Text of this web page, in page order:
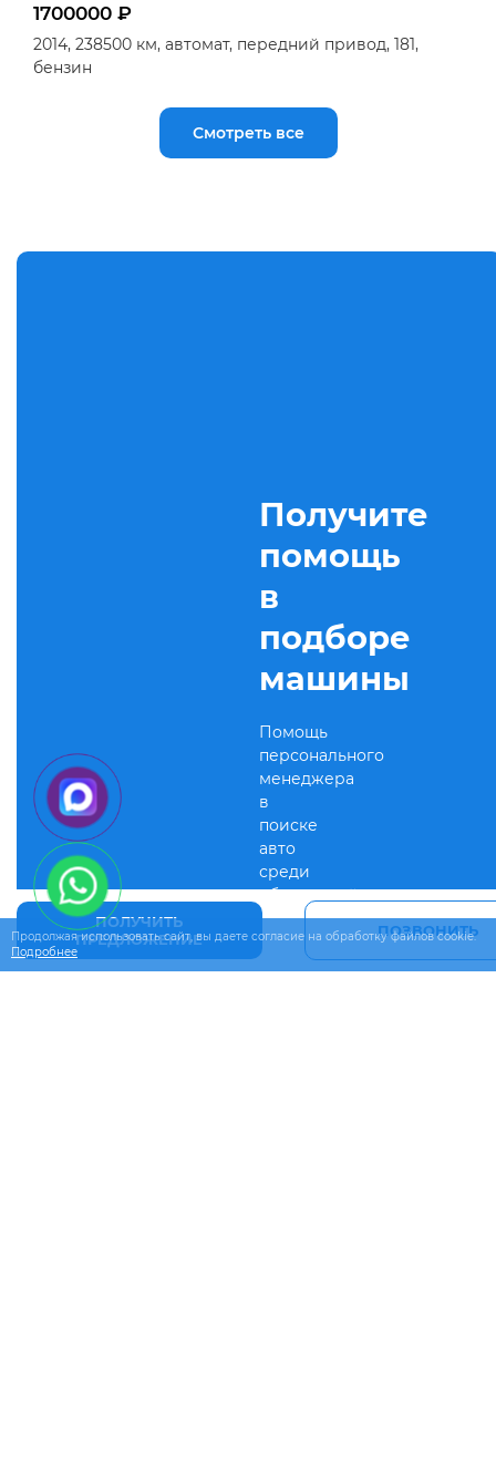
1700000 ₽
2014, 238500 км, автомат, передний привод, 181,
бензин
Смотреть все
ПОЛУЧИТЬ
ПРЕДЛОЖЕНИЕ
ПОЗВОНИТЬ
Получите
помощь
в
подборе
машины
Помощь
персонального
менеджера
в
поиске
авто
среди
объявлений
Связаться
Продолжая использовать сайт, вы даете согласие на обработку файлов cookie.
Подробнее